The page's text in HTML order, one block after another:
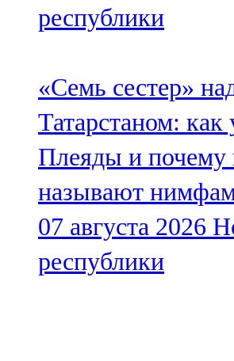
республики
«Семь сестер»
Татарстаном: как
Плеяды и почему
называют
07 августа 2026
республики